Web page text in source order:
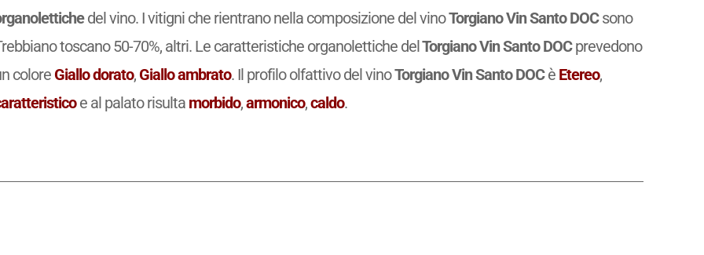
del vino. I vitigni che rientrano nella composizione del vinoTorgiano Vin Santo DOCsono
toscano 50-70%, altri. Le caratteristiche organolettiche delTorgiano Vin Santo DOCprevedono
colore Giallo dorato, Giallo ambrato. Il profilo olfattivo del vinoTorgiano Vin Santo DOCè Etereo,
e al palato risulta morbido,armonico,caldo.